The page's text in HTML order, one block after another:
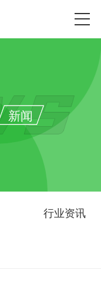
新闻
行业资讯